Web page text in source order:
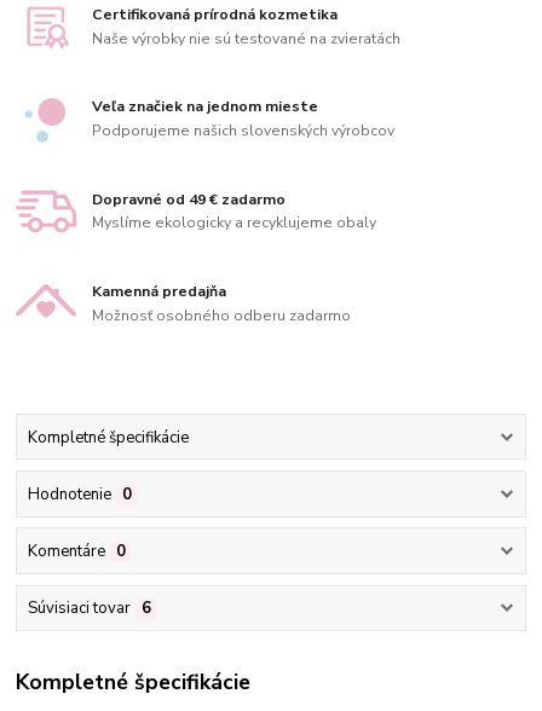
Certifikovaná prírodná kozmetika
Naše výrobky nie sú testované na zvieratách
Veľa značiek na jednom mieste
Podporujeme našich slovenských výrobcov
Dopravné od 49 € zadarmo
Myslíme ekologicky a recyklujeme obaly
Kamenná predajňa
Možnosť osobného odberu zadarmo
Kompletné špecifikácie
Hodnotenie 0
Komentáre 0
Súvisiaci tovar 6
Kompletné špecifikácie